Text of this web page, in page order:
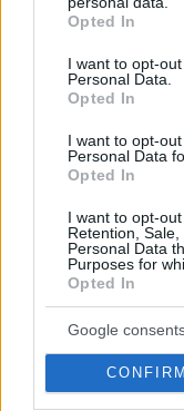
grant or deny
use your data for
consent section.
Opted In
I want to opt-
Personal Data.
Opted In
I want to opt-
Personal Data
Opted In
I want to opt-
Retention,
Personal Data
Purposes for
Opted In
Google
CONFIRM
Το μέλλον της
27.07.2026, 06:00
Η Smart φοιτητική
03.08.2026, 10:56
26.07.2026, 09:54